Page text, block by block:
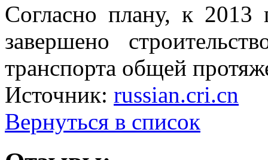
Согласно плану, к
завершено
транспорта общей
Источник: russian.cri.cn
Вернуться в список